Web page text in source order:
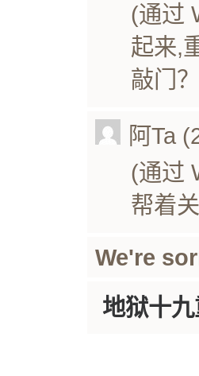
(通过
起来,
敲门？
阿Ta
(通过
帮着
We're
地狱十